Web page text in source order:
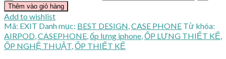
Thêm vào giỏ hàng
Add to wishlist
Mã: EXIT Danh mục: BEST DESIGN,CASE PHONE Từ khóa:
AIRPOD,CASEPHONE,ốp lưng iphone,ỐP LƯNG THIẾT KẾ,
ỐP NGHỆ THUẬT,ỐP THIẾT KẾ